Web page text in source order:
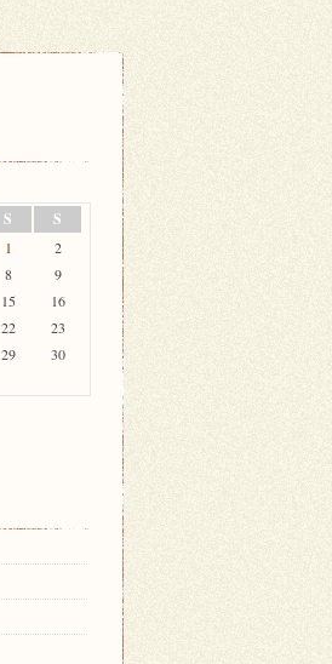
S S
1
2
8
9
15
16
22
23
29
30